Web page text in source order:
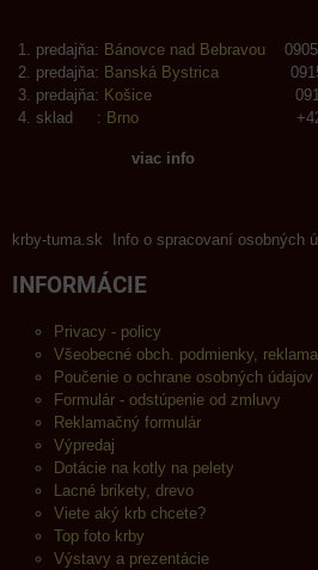
predajňa: Bánovce nad Bebravou 0905
predajňa: Banská Bystrica 0915
predajňa: Košice 0915
sklad : Brno +420 739
viac info
krby-tuma.sk Info o spracovaní osobných
INFORMÁCIE
Privacy - policy
Všeobecné obch. podmienky,
Poučenie o ochrane osobných
Formulár - odstúpenie od zmluvy
Reklamačný formulár
Výpredaj
Dotácie na kotly na pelety
Lacné brikety, drevo
Viete aký krb chcete?
Top foto krby
Výstavy a prezentácie